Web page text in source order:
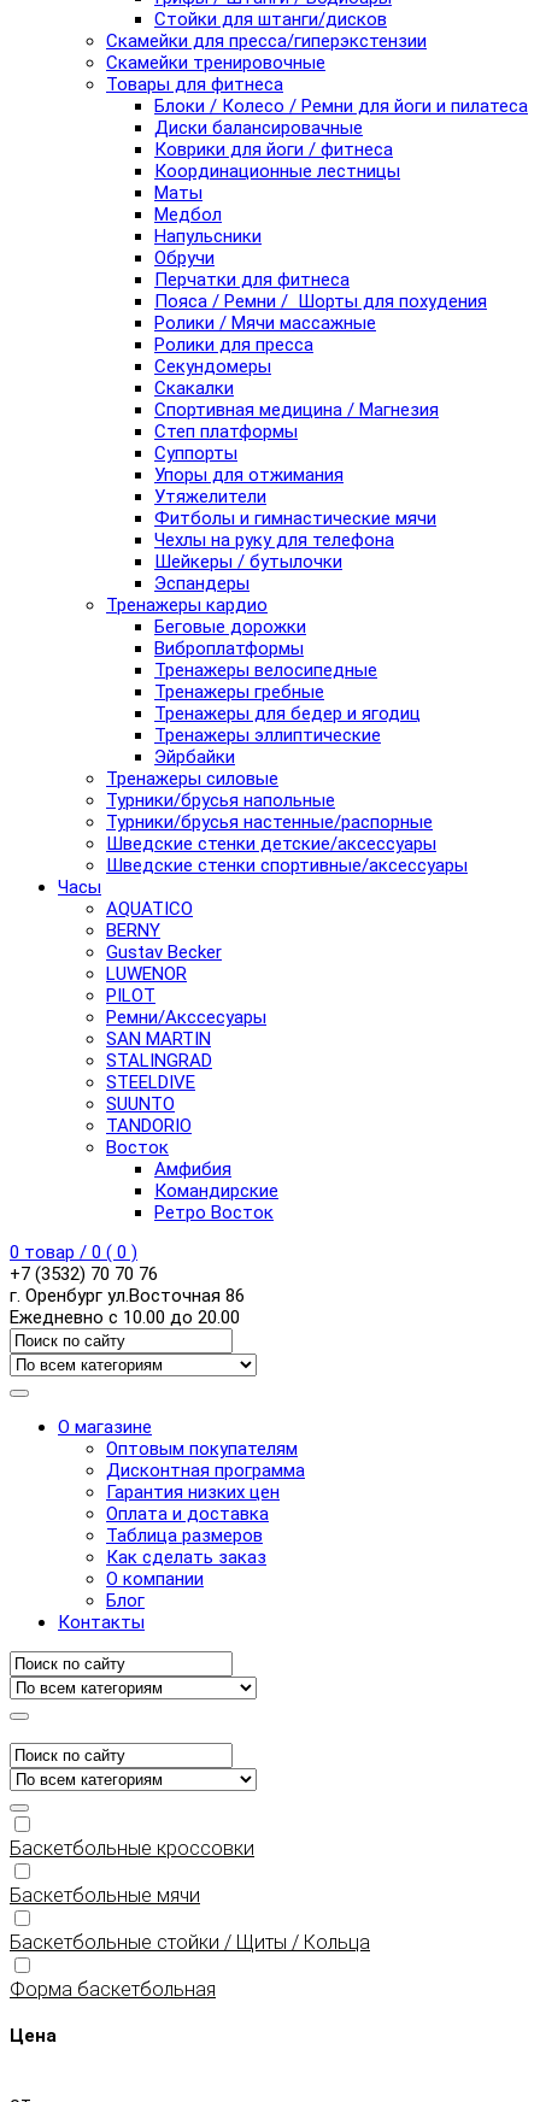
Стойки для штанги/дисков
Скамейки для пресса/гиперэкстензии
Скамейки тренировочные
Товары для фитнеса
Блоки / Колесо / Ремни для йоги и пилатеса
Диски балансировачные
Коврики для йоги / фитнеса
Координационные лестницы
Маты
Медбол
Напульсники
Обручи
Перчатки для фитнеса
Пояса / Ремни / Шорты для похудения
Ролики / Мячи массажные
Ролики для пресса
Секундомеры
Скакалки
Спортивная медицина / Магнезия
Степ платформы
Суппорты
Упоры для отжимания
Утяжелители
Фитболы и гимнастические мячи
Чехлы на руку для телефона
Шейкеры / бутылочки
Эспандеры
Тренажеры кардио
Беговые дорожки
Виброплатформы
Тренажеры велосипедные
Тренажеры гребные
Тренажеры для бедер и ягодиц
Тренажеры эллиптические
Эйрбайки
Тренажеры силовые
Турники/брусья напольные
Турники/брусья настенные/распорные
Шведские стенки детские/аксессуары
Шведские стенки спортивные/аксессуары
Часы
AQUATICO
BERNY
Gustav Becker
LUWENOR
PILOT
Pемни/Акссесуары
SAN MARTIN
STALINGRAD
STEELDIVE
SUUNTO
TANDORIO
Восток
Амфибия
Командирские
Ретро Восток
0 товар / 0 ( 0 )
+7 (3532) 70 70 76
г. Оренбург ул.Восточная 86
Ежедневно с 10.00 до 20.00
О магазине
Оптовым покупателям
Дисконтная программа
Гарантия низких цен
Оплата и доставка
Таблица размеров
Как сделать заказ
О компании
Блог
Контакты
Баскетбольные кроссовки
Баскетбольные мячи
Баскетбольные стойки / Щиты / Кольца
Форма баскетбольная
Цена